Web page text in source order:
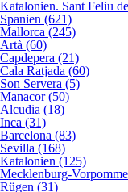
Katalonien. Sant Feliu
Spanien (621)
Mallorca (245)
Artà (60)
Capdepera (21)
Cala Ratjada (60)
Son Servera (5)
Manacor (50)
Alcudia (18)
Inca (31)
Barcelona (83)
Sevilla (168)
Katalonien (125)
Mecklenburg-
Rügen (31)